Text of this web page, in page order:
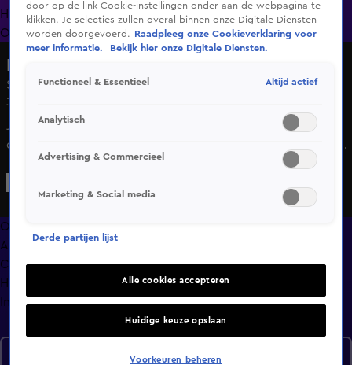
HomeUitzending Gemist Programma's De Bondgenoten
OranjezomerLivestreamsShop
Seizoen 7, aflevering 100
31 jan 2025, 18:53
Jessica en Laurens beginnen lekker enthousiast aan hun
date. Maar in die eerste 24 uur kan één verkeerd antwoord
zomaar funest zijn voor je kansen! In het andere
zeggen bij zijn date Helga.
Overzicht
Afleveringen
Clips
Hoe is het nu met?
Info
door op de link Cookie-instellingen onder aan de webpagina te
klikken. Je selecties zullen overal binnen onze Digitale Diensten
worden doorgevoerd.
Raadpleeg onze Cookieverklaring voor
meer informatie.
Bekijk hier onze Digitale Diensten.
Functioneel & Essentieel Altijd actief
Analytisch
Advertising & Commercieel
Marketing & Social media
Derde partijen lijst
Alle cookies accepteren
Huidige keuze opslaan
Voorkeuren beheren